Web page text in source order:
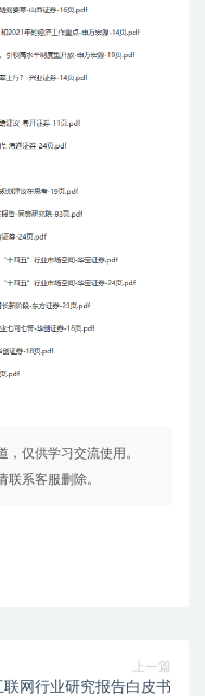
，仅供学习交流使用。
联系客服删除。
上一篇
联网行业研究报告白皮书